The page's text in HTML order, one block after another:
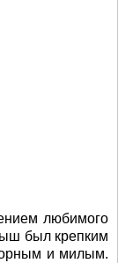
любимого
был крепким
и милым.